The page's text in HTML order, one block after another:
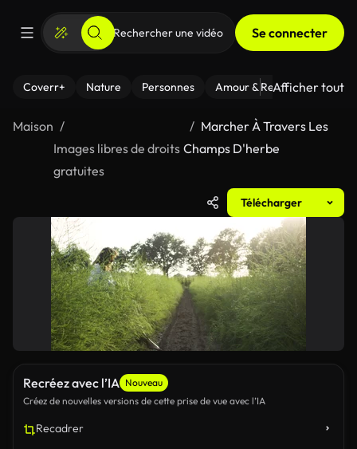
Se connecter
Coverr+ Nature Personnes Amour & Relations Le
Afficher tout
Maison
Images libres de droits
gratuites
Marcher À Travers Les
Champs D'herbe
Télécharger
Recréez avec l’IA Nouveau
Créez de nouvelles versions de cette prise de vue avec l’IA
Recadrer